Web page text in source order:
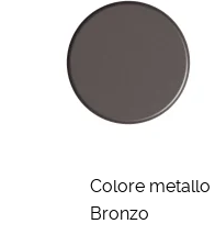
Colore metallo
Bronzo